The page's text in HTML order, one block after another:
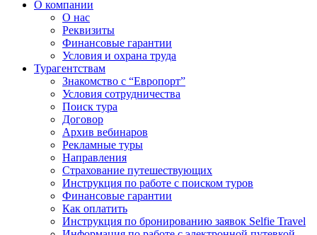
О компании
О нас
Реквизиты
Финансовые гарантии
Условия и охрана труда
Турагентствам
Знакомство с “Европорт”
Условия сотрудничества
Поиск тура
Договор
Архив вебинаров
Рекламные туры
Направления
Страхование путешествующих
Инструкция по работе с поиском туров
Финансовые гарантии
Как оплатить
Инструкция по бронированию заявок Selfie Travel